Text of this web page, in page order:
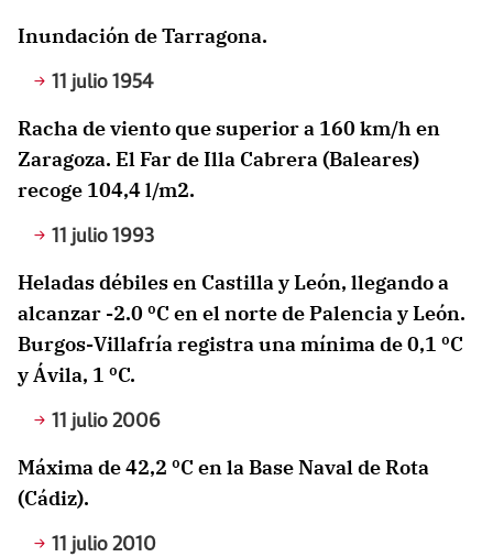
Inundación de Tarragona.
11 julio 1954
Racha de viento que superior a 160 km/h en
Zaragoza. El Far de Illa Cabrera (Baleares)
recoge 104,4 l/m2.
11 julio 1993
Heladas débiles en Castilla y León, llegando a
alcanzar -2.0 ºC en el norte de Palencia y León.
Burgos-Villafría registra una mínima de 0,1 ºC
y Ávila, 1 ºC.
11 julio 2006
Máxima de 42,2 ºC en la Base Naval de Rota
(Cádiz).
11 julio 2010